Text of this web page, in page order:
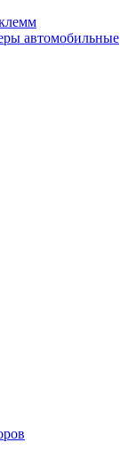
автомобильные